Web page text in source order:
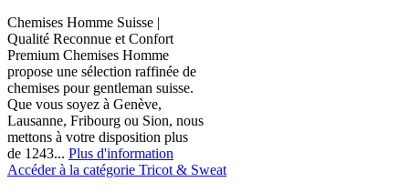
Chemises Homme Suisse |
Qualité Reconnue et Confort
Premium Chemises Homme
propose une sélection raffinée de
chemises pour gentleman suisse.
Que vous soyez à Genève,
Lausanne, Fribourg ou Sion, nous
mettons à votre disposition plus
de 1243... Plus d'information
Accéder à la catégorie Tricot & Sweat